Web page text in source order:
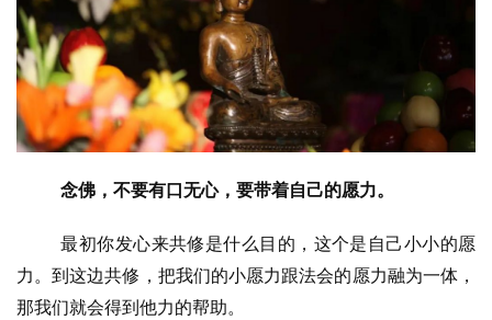
讯
念佛，不要有口无心，要带着自己的愿力。
最初你发心来共修是什么目的，这个是自己小小的愿
力。到这边共修，把我们的小愿力跟法会的愿力融为一体，
那我们就会得到他力的帮助。